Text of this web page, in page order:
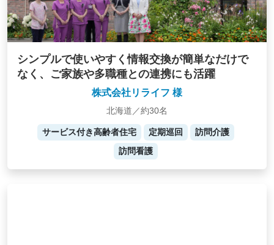
シンプルで使いやすく情報交換が簡単なだけで
なく、ご家族や多職種との連携にも活躍
株式会社リライフ 様
北海道／約30名
サービス付き高齢者住宅 定期巡回
訪問介護
訪問看護